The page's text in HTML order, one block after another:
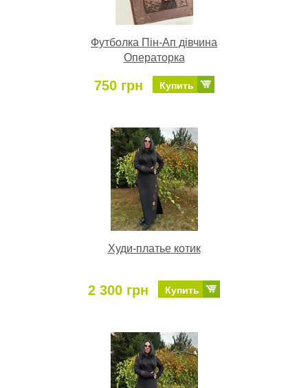
Футболка Пін-Ап дівчина
Операторка
750 грн Купить
Худи-платье котик
2 300 грн Купить